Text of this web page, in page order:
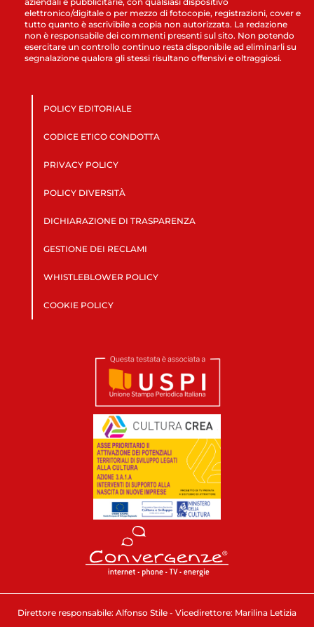
elettronico/digitale o per mezzo di fotocopie, registrazioni, cover e
tutto quanto è ascrivibile a copia non autorizzata. La redazione
non è responsabile dei commenti presenti sul sito. Non potendo
esercitare un controllo continuo resta disponibile ad eliminarli su
segnalazione qualora gli stessi risultano offensivi e oltraggiosi.
POLICY EDITORIALE
CODICE ETICO CONDOTTA
PRIVACY POLICY
POLICY DIVERSITÀ
DICHIARAZIONE DI TRASPARENZA
GESTIONE DEI RECLAMI
WHISTLEBLOWER POLICY
COOKIE POLICY
Direttore responsabile: Alfonso Stile - Vicedirettore: Marilina Letizia